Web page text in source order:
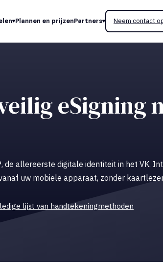
Plannen en prijzenPartners Neem contact
eSigning
de allereerste digitale identiteit in het VK.
uw mobiele apparaat, zonder
lijst van handtekeningmethoden